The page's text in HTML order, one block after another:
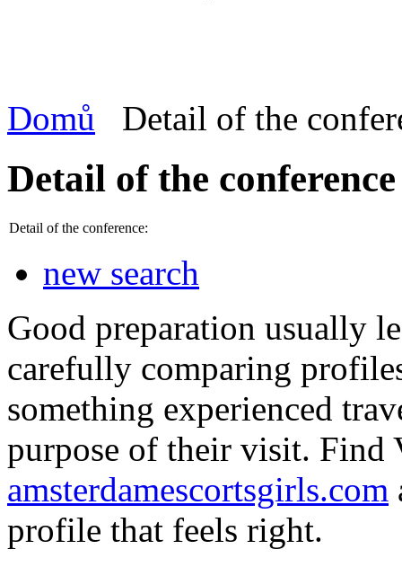
Domů Detail of the
Detail of the conference
Detail of the conference:
new search
Good preparation usually
carefully comparing
something experienced
purpose of their visit. Find
amsterdamescortsgirls.com
profile that feels right.